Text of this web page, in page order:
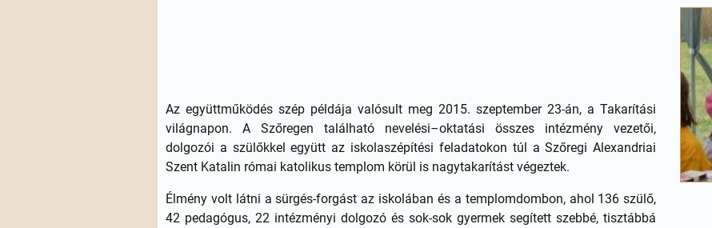
Az együttműködés szép példája valósult meg 2015. szeptember 23-án, a Takarítási
világnapon. A Szőregen található nevelési–oktatási összes intézmény vezetői,
dolgozói a szülőkkel együtt az iskolaszépítési feladatokon túl a Szőregi Alexandriai
Szent Katalin római katolikus templom körül is nagytakarítást végeztek.
Élmény volt látni a sürgés-forgást az iskolában és a templomdombon, ahol 136 szülő,
42 pedagógus, 22 intézményi dolgozó és sok-sok gyermek segített szebbé, tisztábbá